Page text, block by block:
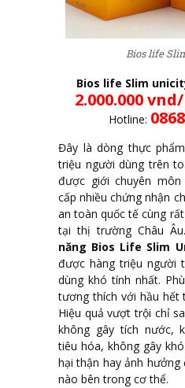
Bios life
Bios life Slim
2.000.000
Hotline:
Đây là dòng thực
triệu người dùng trên
được giới chuyên
cấp nhiều chứng nhận
an toàn quốc tế cùng
tại thị trường Châu Âu.
năng Bios Life Slim
được hàng triệu người
dùng khó tính nhất.
tương thích với hầu hết
Hiệu quả vượt trội chỉ
không gây tích nước,
tiêu hóa, không gây
hại thận hay ảnh
nào bên trong cơ thể.